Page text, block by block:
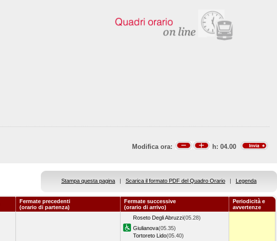
Modifica ora: h: 04.00
Stampa questa pagina | Scarica il formato PDF del Quadro Orario | Legenda
Fermate precedenti
(orario di partenza)
Fermate successive
(orario di arrivo)
Periodicità e
avvertenze
Roseto Degli Abruzzi(05.28)
Giulianova(05.35)
Tortoreto Lido(05.40)